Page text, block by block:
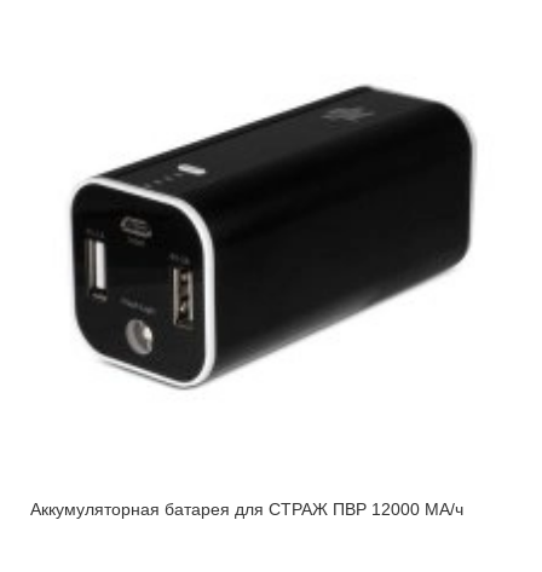
Аккумуляторная батарея для СТРАЖ ПВР 12000 МА/ч